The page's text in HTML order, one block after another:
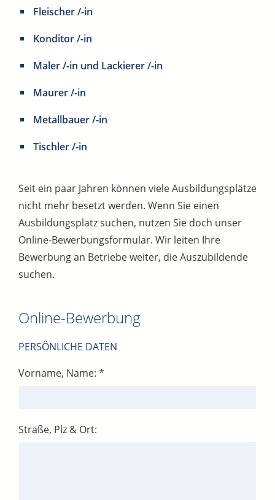
Fleischer /-in
Konditor /-in
Maler /-in und Lackierer /-in
Maurer /-in
Metallbauer /-in
Tischler /-in
Seit ein paar Jahren können viele Ausbildungsplätze
nicht mehr besetzt werden. Wenn Sie einen
Ausbildungsplatz suchen, nutzen Sie doch unser
Online-Bewerbungsformular. Wir leiten Ihre
Bewerbung an Betriebe weiter, die Auszubildende
suchen.
Online-Bewerbung
PERSÖNLICHE DATEN
Vorname, Name: *
Straße, Plz & Ort: